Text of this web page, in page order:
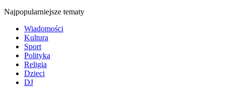
Najpopularniejsze tematy
Wiadomości
Kultura
Sport
Polityka
Religia
Dzieci
DJ